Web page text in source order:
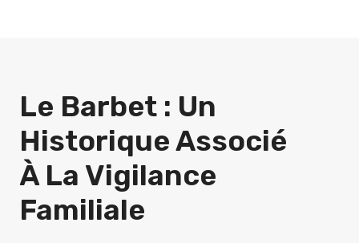
Le Barbet : Un
Historique Associé
À La Vigilance
Familiale